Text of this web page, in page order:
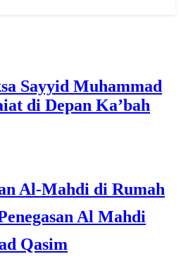
Sayyid Muhammad
di Depan Ka’bah
Al-Mahdi di Rumah
Qasim